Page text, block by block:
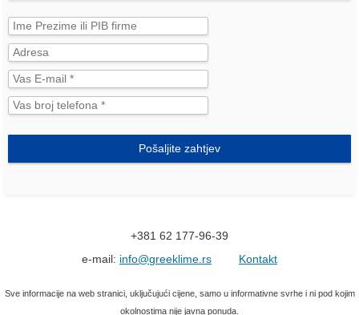
Pošaljite zahtjev
+381 62 177-96-39
e-mail: info@greeklime.rs Kontakt
Sve informacije na web stranici, uključujući cijene, samo u informativne svrhe i ni pod kojim
okolnostima nije javna ponuda.